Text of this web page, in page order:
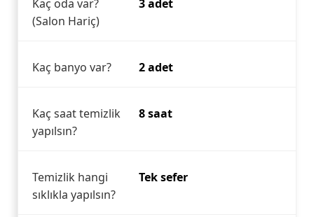
Kaç oda var?
(Salon Hariç)
3 adet
Kaç banyo var? 2 adet
Kaç saat temizlik
yapılsın?
8 saat
Temizlik hangi
sıklıkla yapılsın?
Tek sefer